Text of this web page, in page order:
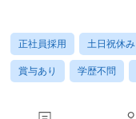
正社員採用 土日祝休み
賞与あり 学歴不問